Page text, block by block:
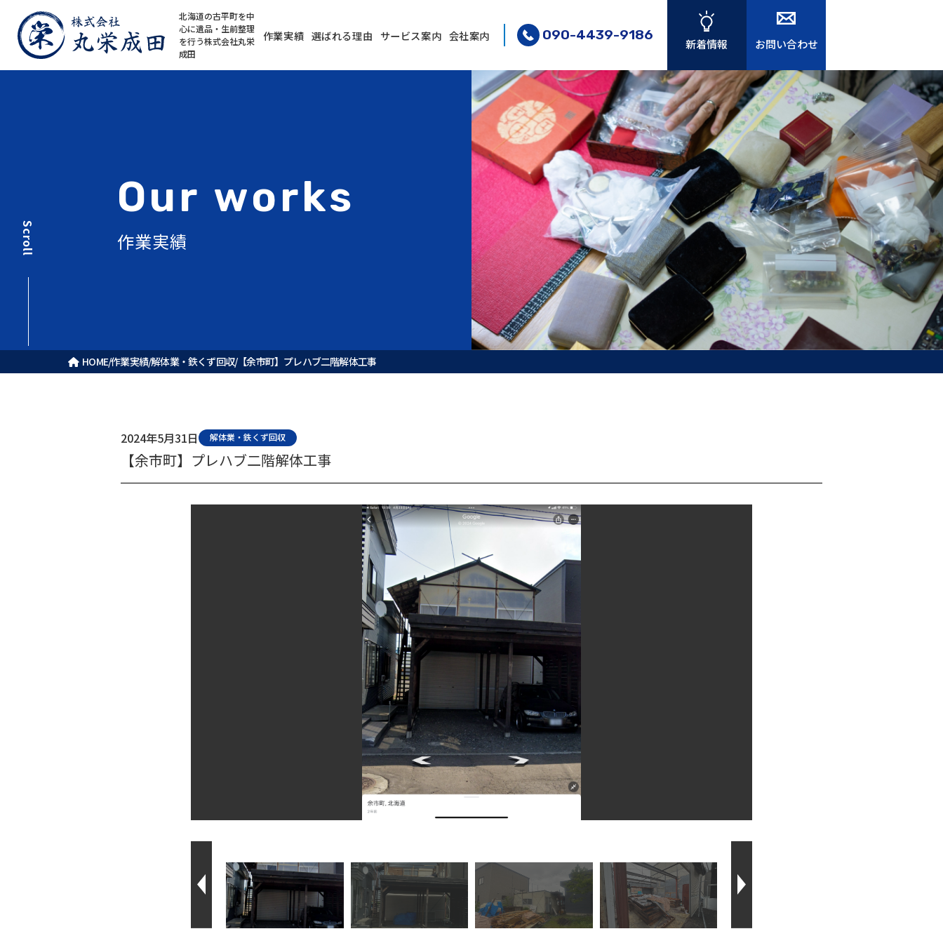
北海道の古平町を中
心に遺品・生前整理
を行う株式会社丸栄
成田
作業実績 選ばれる理由 サービス案内 会社案内 090-4439-9186
新着情報 お問い合わせ
Our works
作業実績
Scroll
HOME/作業実績/解体業・鉄くず回収/【余市町】プレハブ二階解体工事
2024年5月31日 解体業・鉄くず回収
【余市町】プレハブ二階解体工事